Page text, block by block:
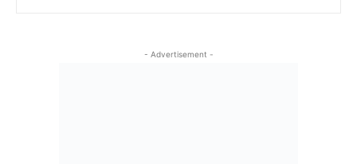
- Advertisement -